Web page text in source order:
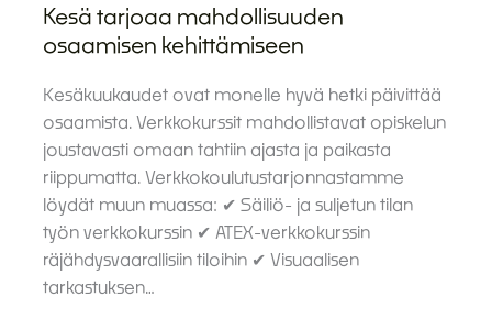
Kesä tarjoaa mahdollisuuden
osaamisen kehittämiseen
Kesäkuukaudet ovat monelle hyvä hetki päivittää
osaamista. Verkkokurssit mahdollistavat opiskelun
joustavasti omaan tahtiin ajasta ja paikasta
riippumatta. Verkkokoulutustarjonnastamme
löydät muun muassa: ✔ Säiliö- ja suljetun tilan
työn verkkokurssin ✔ ATEX-verkkokurssin
räjähdysvaarallisiin tiloihin ✔ Visuaalisen
tarkastuksen…